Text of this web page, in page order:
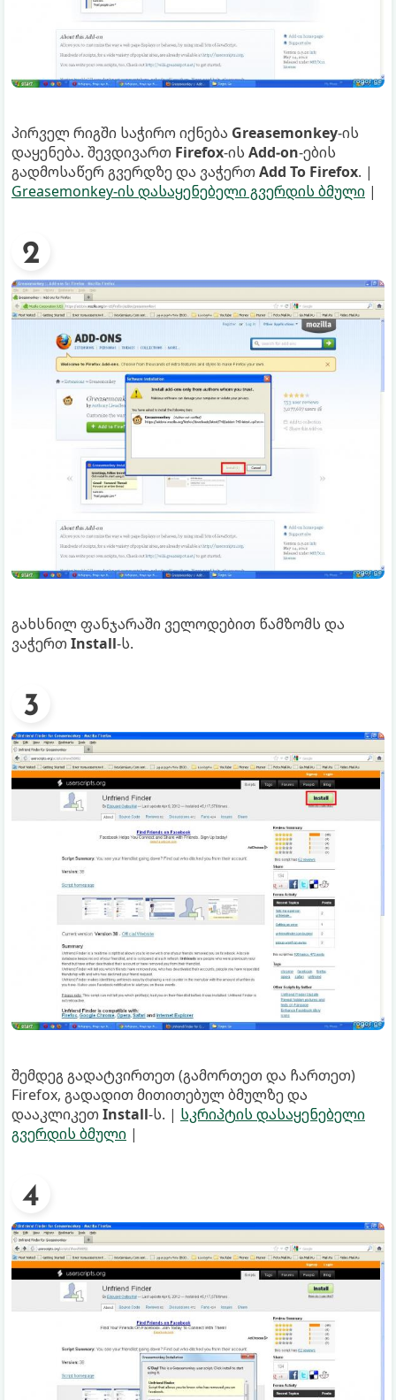
პირველ რიგში საჭირო იქნება Greasemonkey-ის
დაყენება. შევდივართ Firefox-ის Add-on-ების
გადმოსაწერ გვერდზე და ვაჭერთ Add To Firefox. |
Greasemonkey-ის დასაყენებელი გვერდის ბმული |
გახსნილ ფანჯარაში ველოდებით წამზომს და
ვაჭერთ Install-ს.
შემდეგ გადატვირთეთ (გამორთეთ და ჩართეთ)
Firefox, გადადით მითითებულ ბმულზე და
დააკლიკეთ Install-ს. | სკრიპტის დასაყენებელი
გვერდის ბმული |